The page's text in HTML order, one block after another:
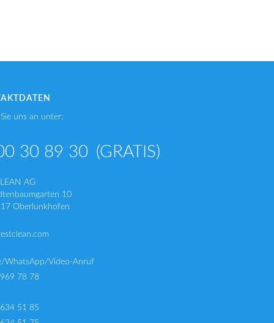
uns an unter:
30 89 30 (GRATIS)
AG
10
Oberlunkhofen
WhatsApp/Video-Anruf
78 78
51 85